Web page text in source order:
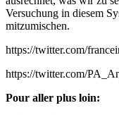
Versuchung in diesem
mitzumischen.
https://twitter.com/
https://twitter.com/
Pour aller plus loin: